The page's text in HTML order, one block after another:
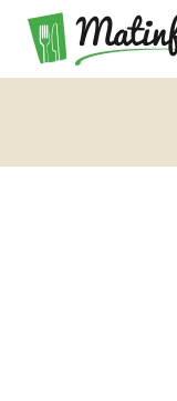
Navigasjon